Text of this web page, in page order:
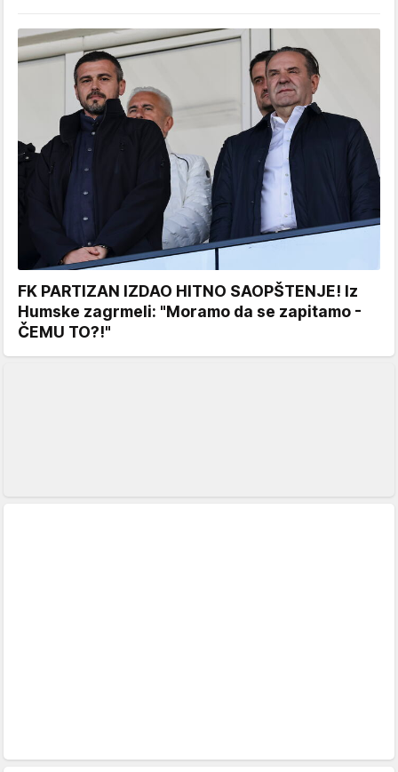
FK PARTIZAN IZDAO HITNO SAOPŠTENJE! Iz
Humske zagrmeli: "Moramo da se zapitamo -
ČEMU TO?!"